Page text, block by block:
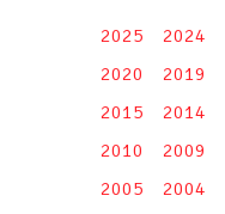
2025 2024
2020
2019
2015
2014
2010
2009
2005
2004